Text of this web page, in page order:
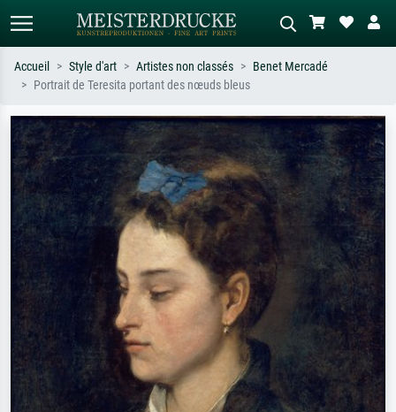
Recherchez par artiste, titre ou style –
ex. Monet, Nuit étoilée,
impressionnisme, vague de Hokusai,
nu.
Décrivez la scène – ex. prairie verte,
abstrait avec beaucoup de rouge,
tableau sombre, nu debout près d'un
Accueil Style d'art Artistes non classés
Benet Mercadé
Portrait de Teresita portant des nœuds bleus